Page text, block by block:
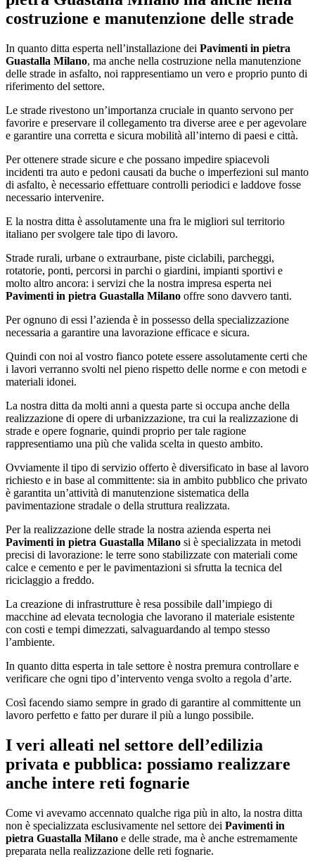
costruzione e manutenzione delle strade
In quanto ditta esperta nell’installazione dei Pavimenti in pietra
Guastalla Milano, ma anche nella costruzione nella manutenzione
delle strade in asfalto, noi rappresentiamo un vero e proprio punto di
riferimento del settore.
Le strade rivestono un’importanza cruciale in quanto servono per
favorire e preservare il collegamento tra diverse aree e per agevolare
e garantire una corretta e sicura mobilità all’interno di paesi e città.
Per ottenere strade sicure e che possano impedire spiacevoli
incidenti tra auto e pedoni causati da buche o imperfezioni sul manto
di asfalto, è necessario effettuare controlli periodici e laddove fosse
necessario intervenire.
E la nostra ditta è assolutamente una fra le migliori sul territorio
italiano per svolgere tale tipo di lavoro.
Strade rurali, urbane o extraurbane, piste ciclabili, parcheggi,
rotatorie, ponti, percorsi in parchi o giardini, impianti sportivi e
molto altro ancora: i servizi che la nostra impresa esperta nei
Pavimenti in pietra Guastalla Milano offre sono davvero tanti.
Per ognuno di essi l’azienda è in possesso della specializzazione
necessaria a garantire una lavorazione efficace e sicura.
Quindi con noi al vostro fianco potete essere assolutamente certi che
i lavori verranno svolti nel pieno rispetto delle norme e con metodi e
materiali idonei.
La nostra ditta da molti anni a questa parte si occupa anche della
realizzazione di opere di urbanizzazione, tra cui la realizzazione di
strade e opere fognarie, quindi proprio per tale ragione
rappresentiamo una più che valida scelta in questo ambito.
Ovviamente il tipo di servizio offerto è diversificato in base al lavoro
richiesto e in base al committente: sia in ambito pubblico che privato
è garantita un’attività di manutenzione sistematica della
pavimentazione stradale o della struttura realizzata.
Per la realizzazione delle strade la nostra azienda esperta nei
Pavimenti in pietra Guastalla Milano si è specializzata in metodi
precisi di lavorazione: le terre sono stabilizzate con materiali come
calce e cemento e per le pavimentazioni si sfrutta la tecnica del
riciclaggio a freddo.
La creazione di infrastrutture è resa possibile dall’impiego di
macchine ad elevata tecnologia che lavorano il materiale esistente
con costi e tempi dimezzati, salvaguardando al tempo stesso
l’ambiente.
In quanto ditta esperta in tale settore è nostra premura controllare e
verificare che ogni tipo d’intervento venga svolto a regola d’arte.
Così facendo siamo sempre in grado di garantire al committente un
lavoro perfetto e fatto per durare il più a lungo possibile.
I veri alleati nel settore dell’edilizia
privata e pubblica: possiamo realizzare
anche intere reti fognarie
Come vi avevamo accennato qualche riga più in alto, la nostra ditta
non è specializzata esclusivamente nel settore dei Pavimenti in
pietra Guastalla Milano e delle strade, ma è anche estremamente
preparata nella realizzazione delle reti fognarie.